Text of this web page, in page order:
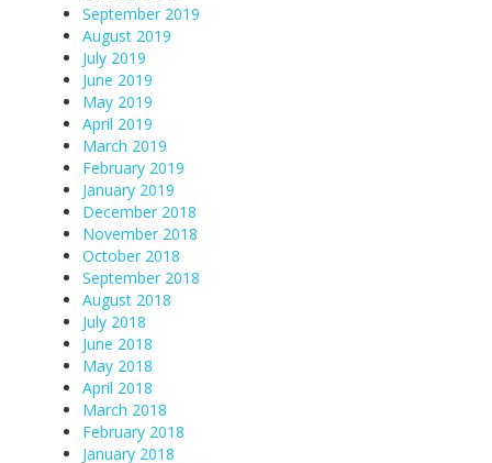
September 2019
August 2019
July 2019
June 2019
May 2019
April 2019
March 2019
February 2019
January 2019
December 2018
November 2018
October 2018
September 2018
August 2018
July 2018
June 2018
May 2018
April 2018
March 2018
February 2018
January 2018